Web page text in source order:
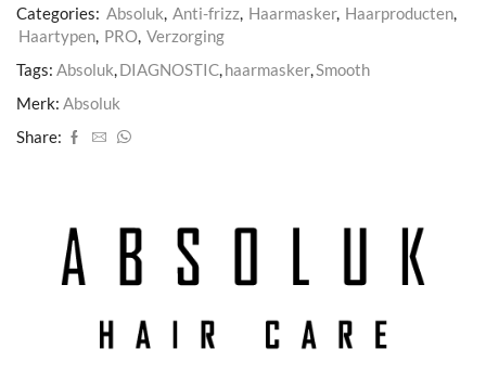
Categories: Absoluk Anti-frizz Haarmasker, Haarproducten
Haartypen PRO Verzorging
Tags: Absoluk DIAGNOSTIC haarmasker Smooth
Merk: Absoluk
Share: